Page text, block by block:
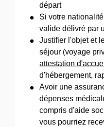
départ
Si votre
valide délivré par
Justifier l'objet et
séjour (voyage
attestation
d'hébergement,
Avoir une
dépenses
compris d'aide
vous pourriez